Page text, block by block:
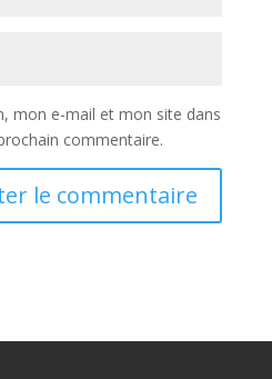
mon e-mail et mon site dans
commentaire.